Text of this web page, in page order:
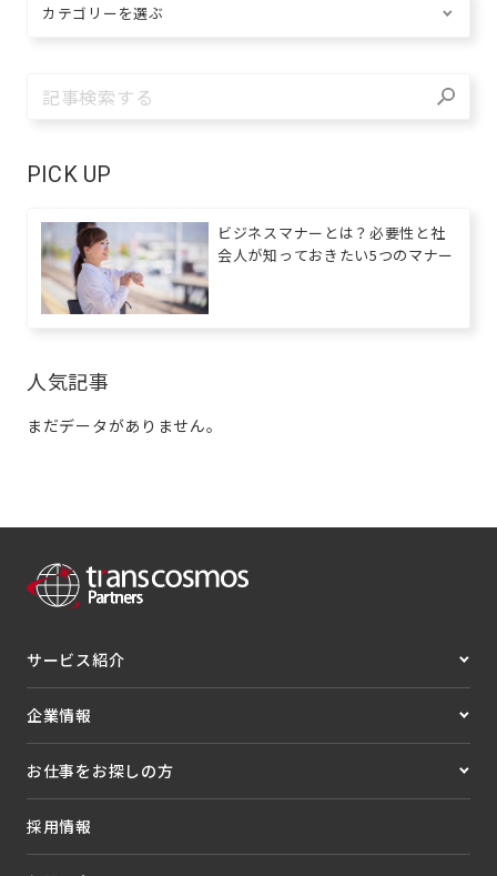
PICK UP
ビジネスマナーとは？必要性と社
会人が知っておきたい5つのマナー
人気記事
まだデータがありません。
サービス紹介
企業情報
お仕事をお探しの方
採用情報